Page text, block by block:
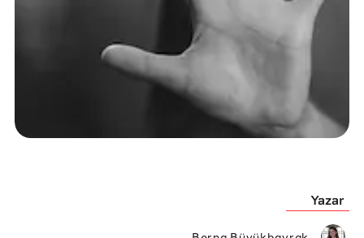
Yazar